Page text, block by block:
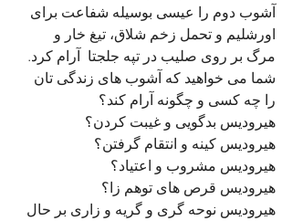
آشوب دوم را عیسی بوسیله شفاعت برای
اورشلیم و تحمل زخم شلاق، تیغ خار و
مرگ بر روی صلیب در تپه جلجتا  آرام کرد.
شما می خواهید که آشوب های زندگی تان
را چه کسی و چگونه آرام کند؟
هیرودیس بدگویی و غیبت کردن؟
هیرودیس کینه و انتقام گرفتن؟
هیرودیس مشروب و اعتیاد؟
هیرودیس قرص های توهم زا؟
هیرودیس نوحه گری و گریه و زاری بر حال